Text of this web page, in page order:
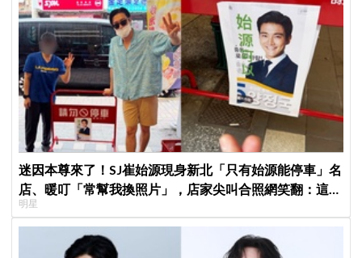
迷因本尊來了！SJ崔始源現身新北「只有始源能停車」名
店、暖叮「常幫我換照片」，店家尖叫合照網笑翻：這輩
子不能脫粉了
明星